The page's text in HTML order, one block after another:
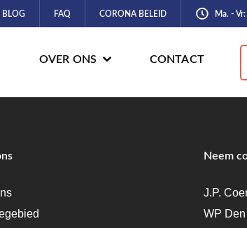
BLOG FAQ CORONA BELEID Ma. -
OVER ONS CONTACT
Neem
J.P.
WP